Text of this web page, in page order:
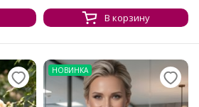
В корзину
НОВИНКА